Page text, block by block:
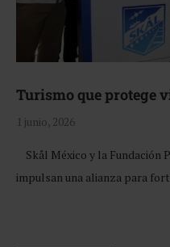
Turismo que protege
1 junio, 2026
Skål México y la Fundación
impulsan una alianza para